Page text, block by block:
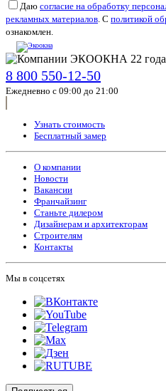
Даю согласие на обработку
рекламных материалов. С политикой
ознакомлен.
8 800 550-12-50
Ежедневно с 09:00 до 21:00
Узнать стоимость
Бесплатный замер
О компании
Новости
Вакансии
Франчайзинг
Станьте дилером
Дизайнерам и архитекторам
Строителям
Контакты
Мы в соцсетях